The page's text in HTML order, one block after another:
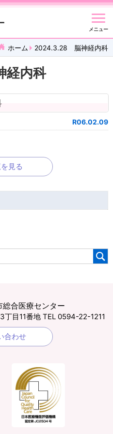
メニュー
ホーム 2024.3.28 脳神経内科
内科
R06.02.09
見る
総合医療センター
丁目11番地 TEL 0594-22-1211
合わせ